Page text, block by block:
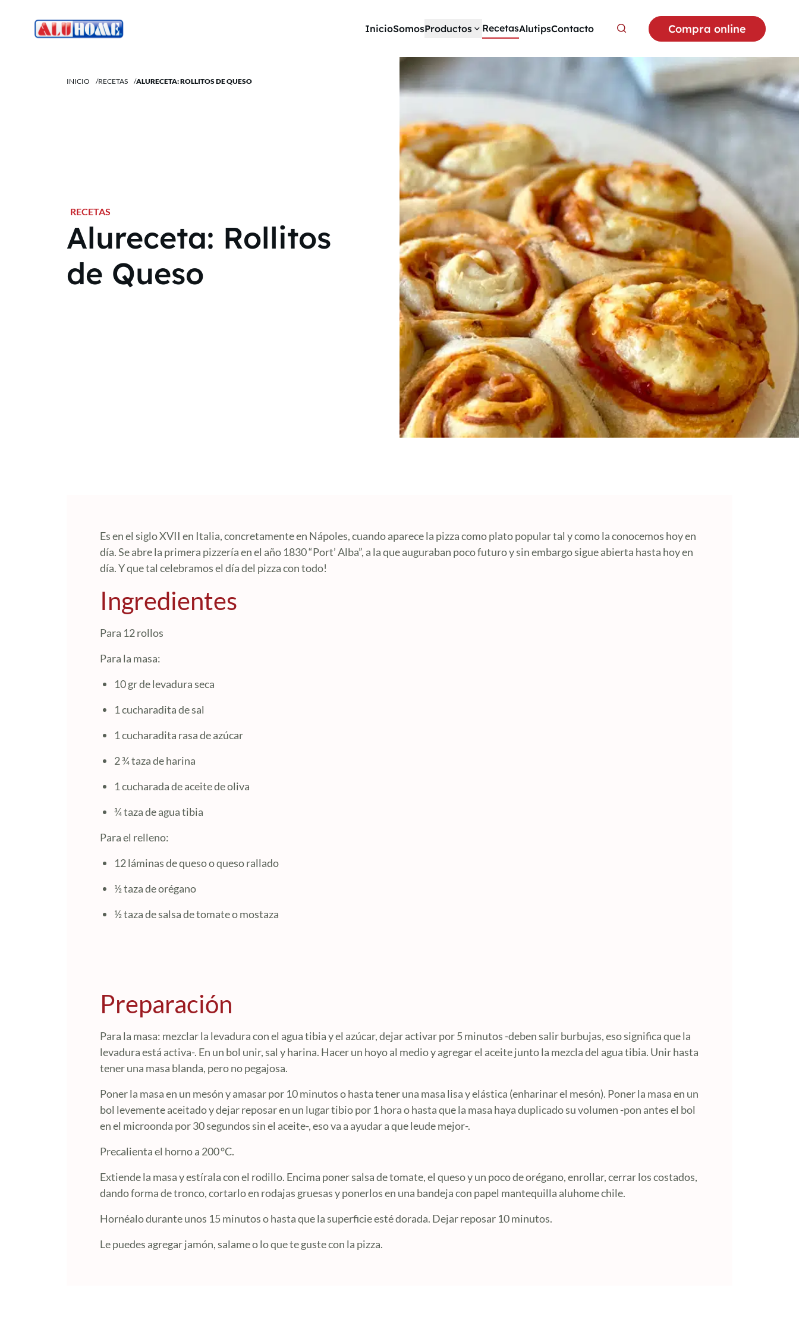
InicioSomosProductos RecetasAlutipsContacto Compra online
INICIO /RECETAS /ALURECETA: ROLLITOS DE QUESO
RECETAS
Alureceta: Rollitos
de Queso
Es en el siglo XVII en Italia, concretamente en Nápoles, cuando aparece la pizza como plato popular tal y como la conocemos hoy en
día. Se abre la primera pizzería en el año 1830 “Port’ Alba”, a la que auguraban poco futuro y sin embargo sigue abierta hasta hoy en
día. Y que tal celebramos el día del pizza con todo!
Ingredientes
Para 12 rollos
Para la masa:
10 gr de levadura seca
1 cucharadita de sal
1 cucharadita rasa de azúcar
2 ¾ taza de harina
1 cucharada de aceite de oliva
¾ taza de agua tibia
Para el relleno:
12 láminas de queso o queso rallado
½ taza de orégano
½ taza de salsa de tomate o mostaza
Preparación
Para la masa: mezclar la levadura con el agua tibia y el azúcar, dejar activar por 5 minutos -deben salir burbujas, eso significa que la
levadura está activa-. En un bol unir, sal y harina. Hacer un hoyo al medio y agregar el aceite junto la mezcla del agua tibia. Unir hasta
tener una masa blanda, pero no pegajosa.
Poner la masa en un mesón y amasar por 10 minutos o hasta tener una masa lisa y elástica (enharinar el mesón). Poner la masa en un
bol levemente aceitado y dejar reposar en un lugar tibio por 1 hora o hasta que la masa haya duplicado su volumen -pon antes el bol
en el microonda por 30 segundos sin el aceite-, eso va a ayudar a que leude mejor-.
Precalienta el horno a 200 °C.
Extiende la masa y estírala con el rodillo. Encima poner salsa de tomate, el queso y un poco de orégano, enrollar, cerrar los costados,
dando forma de tronco, cortarlo en rodajas gruesas y ponerlos en una bandeja con papel mantequilla aluhome chile.
Hornéalo durante unos 15 minutos o hasta que la superficie esté dorada. Dejar reposar 10 minutos.
Le puedes agregar jamón, salame o lo que te guste con la pizza.